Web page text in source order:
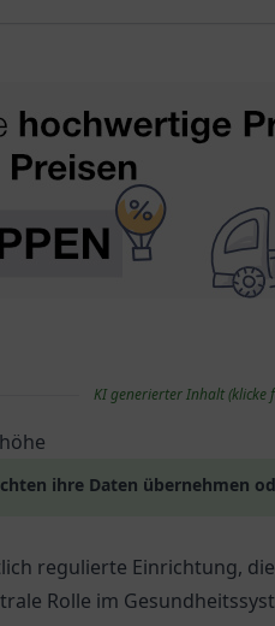
KI generierter Inhalt (klicke
ihre Daten übernehmen
regulierte Einrichtung,
Rolle im